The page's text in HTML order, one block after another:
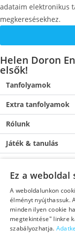
adataim elektronikus
megkeresésekhez.
Helen Doron
elsők!
Tanfolyamok
Extra tanfolyamok
Rólunk
Játék & tanulás
Blog
Kapcsolat
Ez a weboldal
A weboldalunkon
élményt nyújthassuk.
minden ilyen cookie
megtekintése" linkre
szabályozhatja.